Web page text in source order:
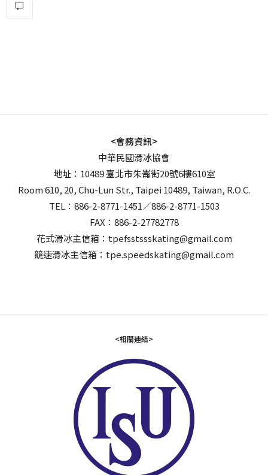
<會務資訊>
中華民國滑冰協會
地址：10489 臺北市朱崙街20號6樓610室
Room 610, 20, Chu-Lun Str., Taipei 10489, Taiwan, R.O.C.
TEL：886-2-8771-1451／886-2-8771-1503
FAX：886-2-27782778
花式滑冰主信箱：tpefsstssskating@gmail.com
競速滑冰主信箱：tpe.speedskating@gmail.com
<相關連結>